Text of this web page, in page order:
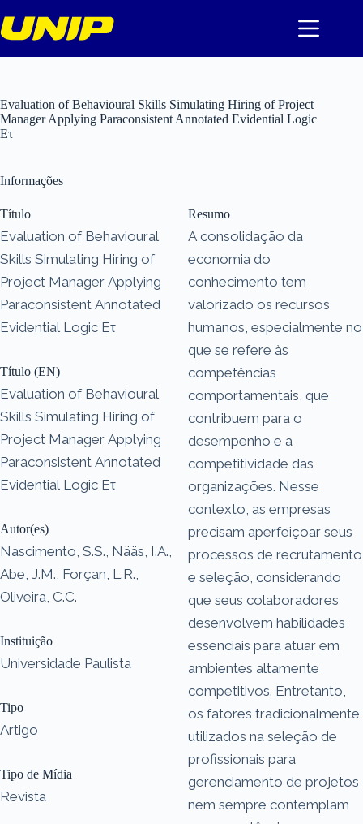
para
o
Evaluation of Behavioural Skills Simulating Hiring of Project
Manager Applying Paraconsistent Annotated Evidential Logic
Eτ
Informações
Título
Evaluation of Behavioural
Skills Simulating Hiring of
Project Manager Applying
Paraconsistent Annotated
Evidential Logic Eτ
Título (EN)
Evaluation of Behavioural
Skills Simulating Hiring of
Project Manager Applying
Paraconsistent Annotated
Evidential Logic Eτ
Autor(es)
Nascimento, S.S., Nääs, I.A.,
Abe, J.M., Forçan, L.R.,
Oliveira, C.C.
Instituição
Universidade Paulista
Tipo
Artigo
Tipo de Mídia
Revista
Resumo
A consolidação da
economia do
conhecimento tem
valorizado os recursos
humanos, especialmente no
que se refere às
competências
comportamentais, que
contribuem para o
desempenho e a
competitividade das
organizações. Nesse
contexto, as empresas
precisam aperfeiçoar seus
processos de recrutamento
e seleção, considerando
que seus colaboradores
desenvolvem habilidades
essenciais para atuar em
ambientes altamente
competitivos. Entretanto,
os fatores tradicionalmente
utilizados na seleção de
profissionais para
gerenciamento de projetos
nem sempre contemplam